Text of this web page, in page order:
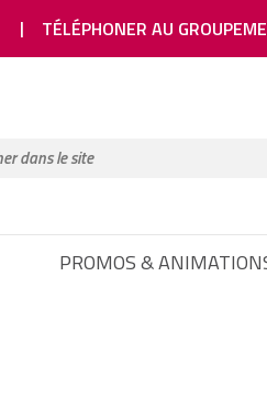
TÉLÉPHONER AU
PROMOS &